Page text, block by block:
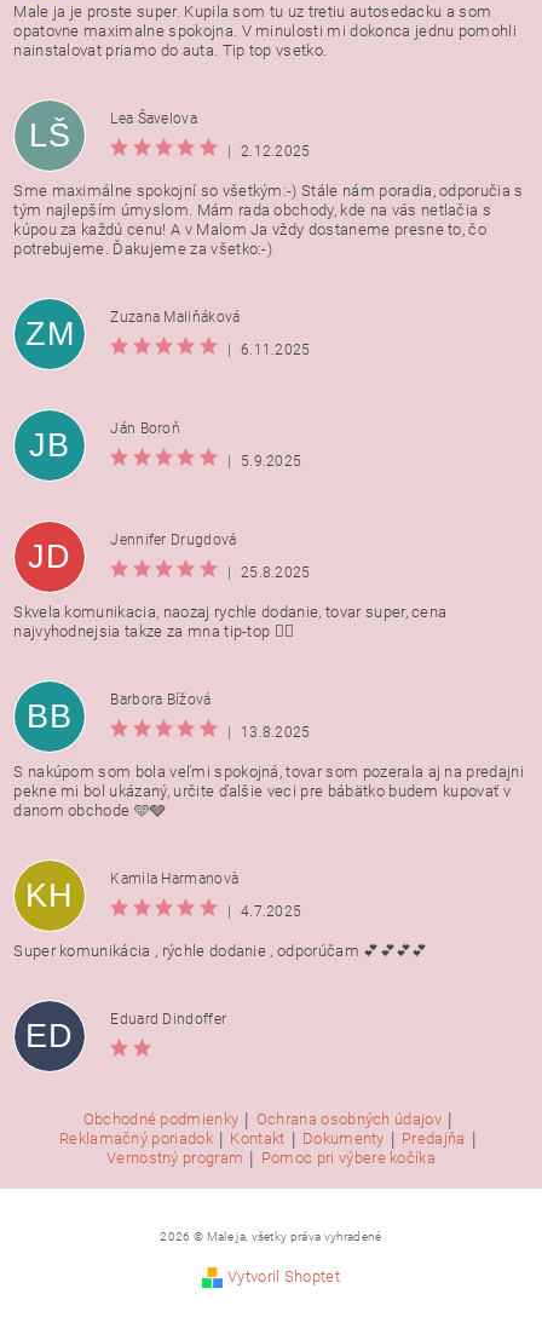
Male ja je proste super. Kupila som tu uz tretiu autosedacku a som
opatovne maximalne spokojna. V minulosti mi dokonca jednu pomohli
nainstalovat priamo do auta. Tip top vsetko.
LŠ
Lea Šavelova
2.12.2025
Sme maximálne spokojní so všetkým:-) Stále nám poradia, odporučia s
tým najlepším úmyslom. Mám rada obchody, kde na vás netlačia s
kúpou za každú cenu! A v Malom Ja vždy dostaneme presne to, čo
potrebujeme. Ďakujeme za všetko:-)
ZM
Zuzana Maliňáková
6.11.2025
JB
Ján Boroň
5.9.2025
JD
Jennifer Drugdová
25.8.2025
Skvela komunikacia, naozaj rychle dodanie, tovar super, cena
najvyhodnejsia takze za mna tip-top 👍🏻
BB
Barbora Bížová
13.8.2025
S nakúpom som bola veľmi spokojná, tovar som pozerala aj na predajni
pekne mi bol ukázaný, určite ďalšie veci pre bábätko budem kupovať v
danom obchode 🩵🩶
KH
Kamila Harmanovà
4.7.2025
Super komunikácia , rýchle dodanie , odporúčam 💕💕💕💕
ED Eduard Dindoffer
Obchodné podmienky | Ochrana osobných údajov |
Reklamačný poriadok | Kontakt | Dokumenty | Predajňa |
Vernostný program | Pomoc pri výbere kočíka
2026 © Male ja, všetky práva vyhradené
Vytvoril Shoptet